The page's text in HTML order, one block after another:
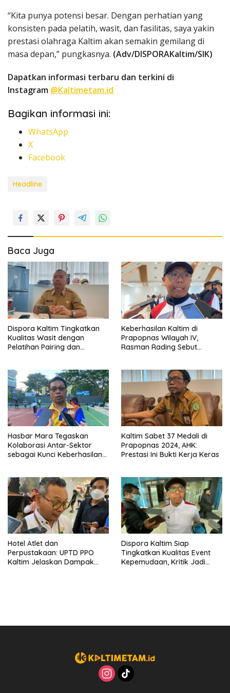
“Kita punya potensi besar. Dengan perhatian yang
konsisten pada pelatih, wasit, dan fasilitas, saya yakin
prestasi olahraga Kaltim akan semakin gemilang di
masa depan,” pungkasnya. (Adv/DISPORAKaltim/SIK)
Dapatkan informasi terbaru dan terkini di
Instagram @Kaltimetam.id
Bagikan informasi ini:
WhatsApp
X
Facebook
Headline
Baca Juga
Dispora Kaltim Tingkatkan
Kualitas Wasit dengan
Pelatihan Pairing dan
Keberhasilan Kaltim di
Prapopnas Wilayah IV,
Rasman Rading Sebut
Hasbar Mara Tegaskan
Kolaborasi Antar-Sektor
sebagai Kunci Keberhasilan
Kaltim Sabet 37 Medali di
Prapopnas 2024, AHK:
Prestasi Ini Bukti Kerja Keras
Hotel Atlet dan
Perpustakaan: UPTD PPO
Kaltim Jelaskan Dampak
Dispora Kaltim Siap
Tingkatkan Kualitas Event
Kepemudaan, Kritik Jadi